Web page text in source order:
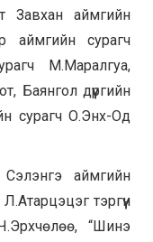
Завхан аймгийн
аймгийн сурагч
М.Маралгуа,
Баянгол дүүргийн
сурагч О.Энх-Од
аймгийн
тэргүүн
“Шинэ